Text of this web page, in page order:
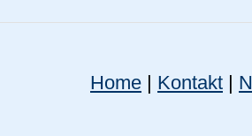
Home | Kontakt |